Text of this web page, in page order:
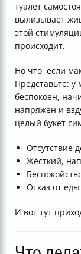
туалет
вылизывает
этой
происходит.
Но что, если
Представьте:
беспокоен,
напряжен и
целый букет
Отсутствие
Жёсткий,
Отказ от
И вот тут